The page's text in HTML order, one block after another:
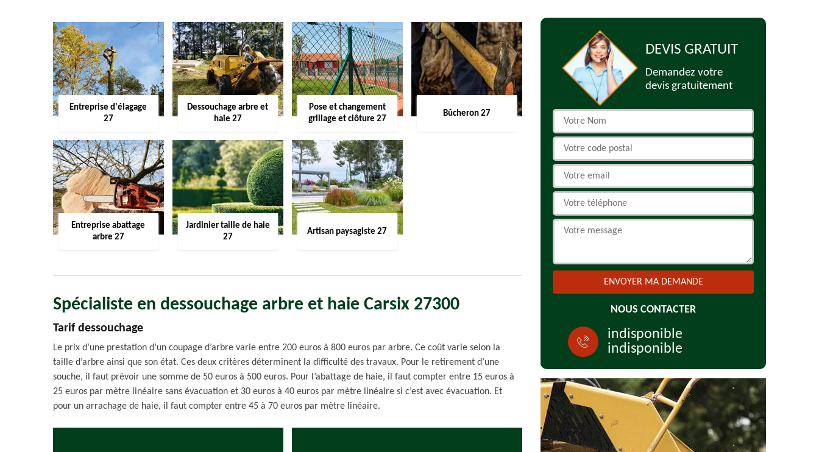
Entreprise d'élagage
27
Dessouchage arbre et
haie 27
Pose et changement
grillage et clôture 27
Bûcheron 27
Entreprise abattage
arbre 27
Jardinier taille de haie
27
Artisan paysagiste 27
Spécialiste en dessouchage arbre et haie Carsix 27300
Tarif dessouchage
Le prix d’une prestation d’un coupage d’arbre varie entre 200 euros à 800 euros par arbre. Ce coût varie selon la
taille d’arbre ainsi que son état. Ces deux critères déterminent la difficulté des travaux. Pour le retirement d’une
souche, il faut prévoir une somme de 50 euros à 500 euros. Pour l’abattage de haie, il faut compter entre 15 euros à
25 euros par mètre linéaire sans évacuation et 30 euros à 40 euros par mètre linéaire si c’est avec évacuation. Et
pour un arrachage de haie, il faut compter entre 45 à 70 euros par mètre linéaire.
DEVIS GRATUIT
Demandez votre
devis gratuitement
NOUS CONTACTER
indisponible
indisponible